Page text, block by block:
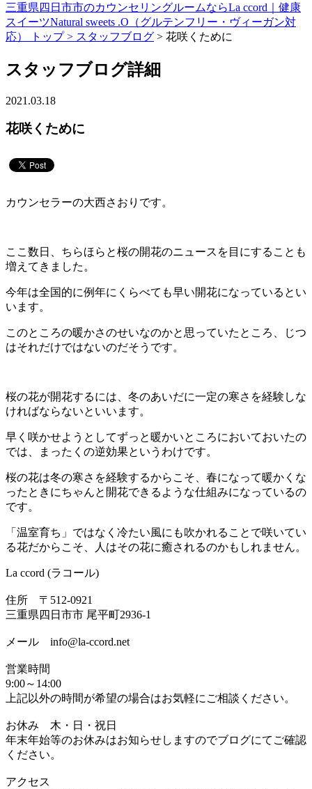
三重県四日市市のカウンセリングルームならLa ccord｜健康
スイーツNatural sweets .O（グルテンフリー・ヴィーガン対
応） トップ > スタッフブログ > 花咲くために
スタッフブログ詳細
2021.03.18
花咲くために
カウンセラーの大西さおりです。
ここ数日、ちらほらと桜の開花のニュースを目にすることも
増えてきました。
今年は全国的に例年にくらべても早い開花になっているとい
います。
このところの暖かさのせいなのかと思っていたところ、じつ
はそれだけではないのだそうです。
桜の花が開花するには、冬のあいだに一定の寒さを経験しな
ければならないといいます。
早く咲かせようとしてずっと暖かいところにおいておいたの
では、まったくの逆効果というわけです。
桜の花は冬の寒さを経験するからこそ、春になって暖かくな
ったときにちゃんと開花できるような仕組みになっているの
です。
「温室育ち」ではなく冷たい風にも吹かれることで咲いてい
る花だからこそ、人はその花に癒されるのかもしれません。
La ccord (ラコール)
住所 〒512-0921
三重県四日市市 尾平町2936-1
メール info@la-ccord.net
営業時間
9:00～14:00
上記以外の時間が希望の場合はお気軽にご相談ください。
お休み 木・日・祝日
年末年始等のお休みはお知らせしますのでブログにてご確認
ください。
アクセス